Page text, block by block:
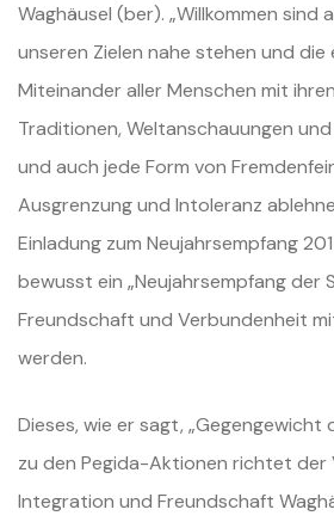
Waghäusel (ber). „Willkommen sind
unseren Zielen nahe stehen und die
Miteinander aller Menschen mit
Traditionen, Weltanschauungen
und auch jede Form von
Ausgrenzung und Intoleranz
Einladung zum Neujahrsempfang
bewusst ein „Neujahrsempfang der
Freundschaft und Verbundenheit
werden.
Dieses, wie er sagt, „Gegengewicht
zu den Pegida-Aktionen richtet der
Integration und Freundschaft